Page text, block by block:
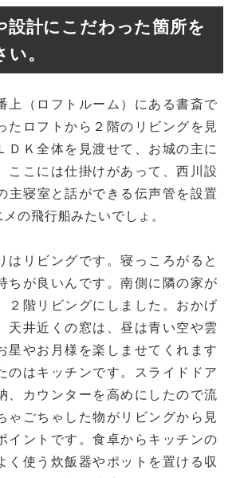
設計にこだわった箇所を
。
上（ロフトルーム）にある書斎で
たロフトから２階のリビングを見
ＤＫ全体を見渡せて、お城の主に
ここには仕掛けがあって、西川設
主寝室と話ができる伝声管を設置
の飛行船みたいでしょ。
はリビングです。寝っころがると
ちが良いんです。南側に隣の家が
２階リビングにしました。おかげ
天井近くの窓は、昼は青い空や雲
星やお月様を楽しませてくれます
のはキッチンです。スライドドア
、カウンターを高めにしたので流
ゃごちゃした物がリビングから見
イントです。食卓からキッチンの
く使う炊飯器やポットを置ける収